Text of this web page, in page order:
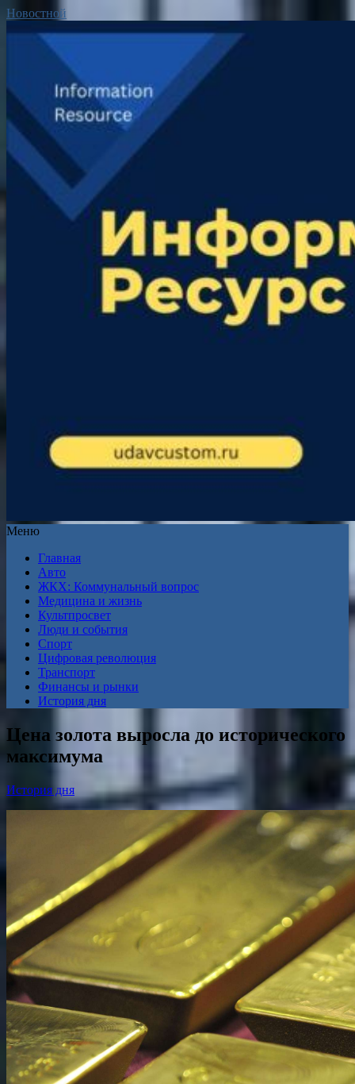
Новостной
Меню
Главная
Авто
ЖКХ: Коммунальный вопрос
Медицина и жизнь
Культпросвет
Люди и события
Спорт
Цифровая революция
Транспорт
Финансы и рынки
История дня
Цена золота выросла до исторического
максимума
История дня